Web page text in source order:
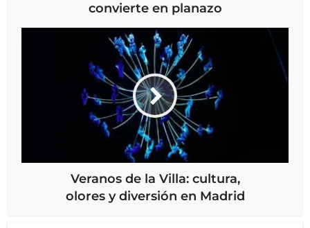
convierte en planazo
Veranos de la Villa: cultura,
olores y diversión en Madrid